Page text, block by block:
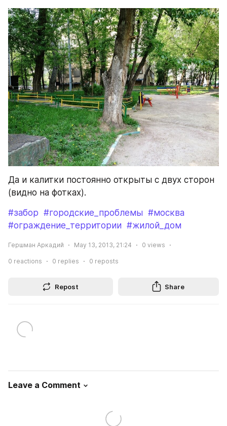
Да и калитки постоянно открыты с двух сторон
(видно на фотках).
#забор #городские_проблемы #москва
#ограждение_территории #жилой_дом
Гершман Аркадий May 13, 2013, 21:24 0 views
0 reactions 0 replies 0 reposts
Repost Share
Leave a Comment